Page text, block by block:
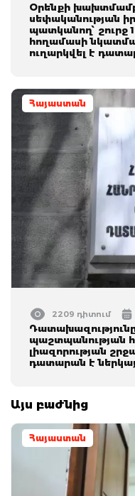
Օրենքի
սեփականության
պատկանող՝ շուրջ
հողամասի
ուղարկվել է
Հայաստան
2209 դիտում
պաշտպանության
լիազորության
դատարան է
Այս բաժնից
Հայաստան